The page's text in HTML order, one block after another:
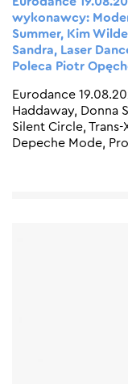
wykonawcy:
Summer, Kim
Sandra, Laser
Poleca Piotr
Eurodance
Haddaway, Donna
Silent Circle, Trans-
Depeche Mode,